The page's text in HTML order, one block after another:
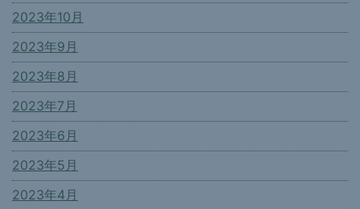
2023年10月
2023年9月
2023年8月
2023年7月
2023年6月
2023年5月
2023年4月